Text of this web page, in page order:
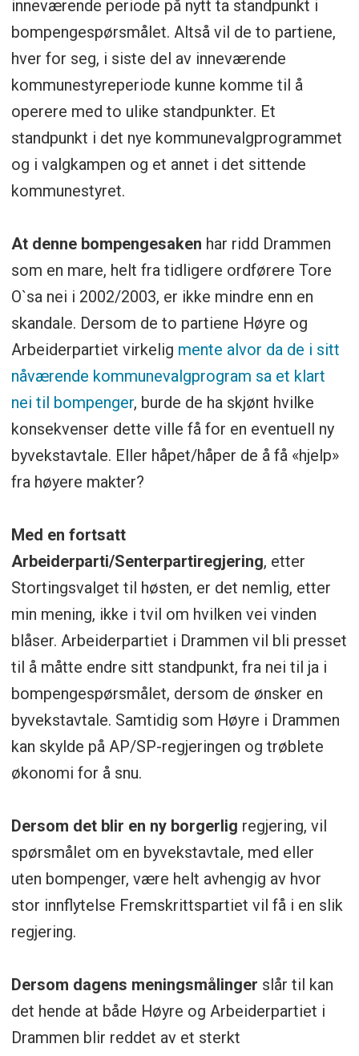
inneværende periode på nytt ta standpunkt i
bompengespørsmålet. Altså vil de to partiene,
hver for seg, i siste del av inneværende
kommunestyreperiode kunne komme til å
operere med to ulike standpunkter. Et
standpunkt i det nye kommunevalgprogrammet
og i valgkampen og et annet i det sittende
kommunestyret.
At denne bompengesaken har ridd Drammen
som en mare, helt fra tidligere ordførere Tore
O`sa nei i 2002/2003, er ikke mindre enn en
skandale. Dersom de to partiene Høyre og
Arbeiderpartiet virkelig mente alvor da de i sitt
nåværende kommunevalgprogram sa et klart
nei til bompenger, burde de ha skjønt hvilke
konsekvenser dette ville få for en eventuell ny
byvekstavtale. Eller håpet/håper de å få «hjelp»
fra høyere makter?
Med en fortsatt
Arbeiderparti/Senterpartiregjering, etter
Stortingsvalget til høsten, er det nemlig, etter
min mening, ikke i tvil om hvilken vei vinden
blåser. Arbeiderpartiet i Drammen vil bli presset
til å måtte endre sitt standpunkt, fra nei til ja i
bompengespørsmålet, dersom de ønsker en
byvekstavtale. Samtidig som Høyre i Drammen
kan skylde på AP/SP-regjeringen og trøblete
økonomi for å snu.
Dersom det blir en ny borgerlig regjering, vil
spørsmålet om en byvekstavtale, med eller
uten bompenger, være helt avhengig av hvor
stor innflytelse Fremskrittspartiet vil få i en slik
regjering.
Dersom dagens meningsmålinger slår til kan
det hende at både Høyre og Arbeiderpartiet i
Drammen blir reddet av et sterkt